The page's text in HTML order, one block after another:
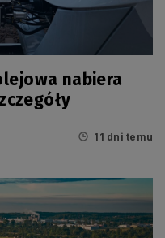
nabiera
11 dni temu